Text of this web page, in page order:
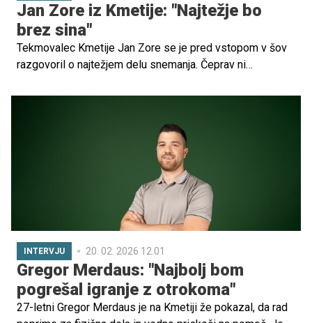
Jan Zore iz Kmetije: "Najtežje bo
brez sina"
Tekmovalec Kmetije Jan Zore se je pred vstopom v šov
razgovoril o najtežjem delu snemanja. Čeprav ni
odsotnost od doma, še posebej od sina, ki ga bo med
INTERVJU 20. 02. 2026 12.01
Gregor Merdaus: "Najbolj bom
pogrešal igranje z otrokoma"
27-letni Gregor Merdaus je na Kmetiji že pokazal, da rad